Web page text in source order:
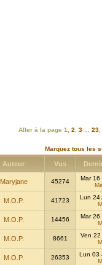
Aller à la page 1 2 3 23
Marquez tous les
Auteur Vus
Maryjane 45274
Mar 16
M.O.P. 41723
Lun 24
M.O.P. 14456
Mar 26
M.O.P. 8661
Ven
M.O.P. 26353
Lun 03